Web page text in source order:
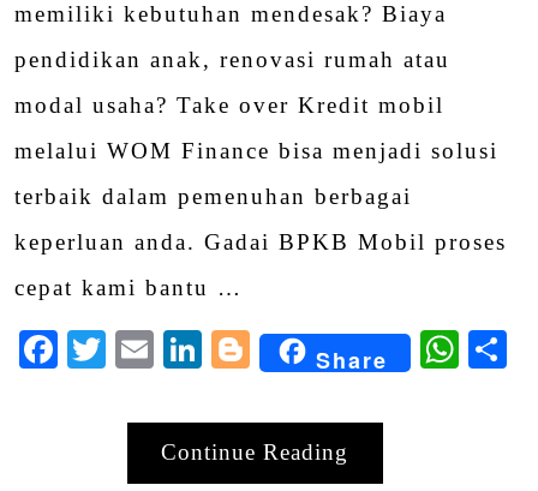
memiliki kebutuhan mendesak? Biaya
pendidikan anak, renovasi rumah atau
modal usaha? Take over Kredit mobil
melalui WOM Finance bisa menjadi solusi
terbaik dalam pemenuhan berbagai
keperluan anda. Gadai BPKB Mobil proses
cepat kami bantu …
Facebook
Twitter
EmailLinkedIn
Blogger
Share
Continue Reading